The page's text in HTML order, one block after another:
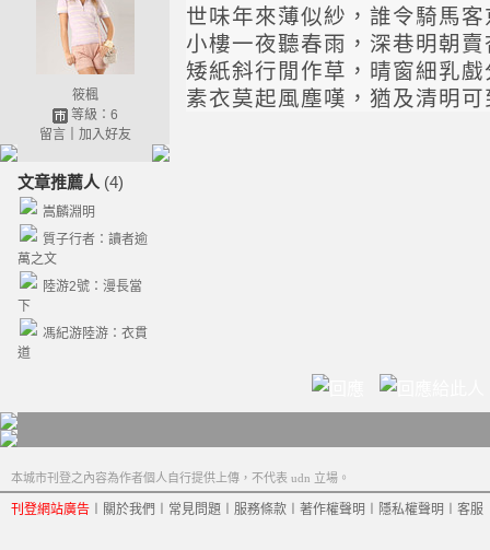
筱楓
等級：6
留言｜ 加入好友
文章推薦人 (4)
嵩麟淵明
質子行者：讀者逾
萬之文
陸游2號：漫長當
下
馮紀游陸游：衣貫
道
世味年來薄似紗，誰令騎馬
小樓一夜聽春雨，深巷明朝
矮紙斜行閒作草，晴窗細乳
素衣莫起風塵嘆，猶及清明
本城市刊登之內容為作者個人自行提供上傳，不代表 udn 立場。
刊登網站廣告 關於我們 常見問題 服務條款 著作權聲明 隱私權聲明 客服